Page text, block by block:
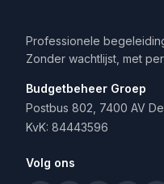
Professionele
Zonder wachtlijst, met
Budgetbeheer Groep
Postbus 802, 7400 AV
KvK: 84443596
Volg ons